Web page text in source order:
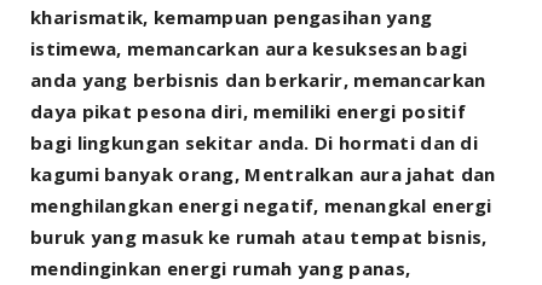
kharismatik, kemampuan pengasihan yang
istimewa, memancarkan aura kesuksesan bagi
anda yang berbisnis dan berkarir, memancarkan
daya pikat pesona diri, memiliki energi positif
bagi lingkungan sekitar anda. Di hormati dan di
kagumi banyak orang, Mentralkan aura jahat dan
menghilangkan energi negatif, menangkal energi
buruk yang masuk ke rumah atau tempat bisnis,
mendinginkan energi rumah yang panas,